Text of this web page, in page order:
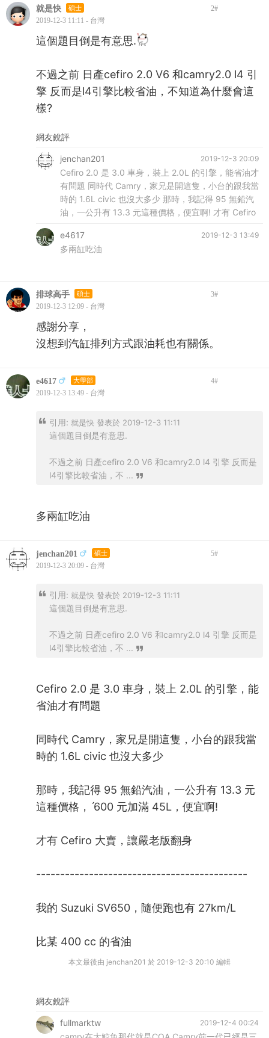
就是快 碩士 2#
2019-12-3 11:11 - 台灣
這個題目倒是有意思.
不過之前 日產cefiro 2.0 V6 和camry2.0 l4 引
擎 反而是l4引擎比較省油，不知道為什麼會這
樣?
網友銳評
2019-12-3 20:09
jenchan201
Cefiro 2.0 是 3.0 車身，裝上 2.0L 的引擎，能省油才
有問題 同時代 Camry，家兄是開這隻，小台的跟我當
時的 1.6L civic 也沒大多少 那時，我記得 95 無鉛汽
油，一公升有 13.3 元這種價格，便宜啊! 才有 Cefiro
2019-12-3 13:49
e4617
多兩缸吃油
排球高手 碩士 3#
2019-12-3 12:09 - 台灣
感謝分享，
沒想到汽缸排列方式跟油耗也有關係。
e4617 大學部 4#
2019-12-3 13:49 - 台灣
引用: 就是快 發表於 2019-12-3 11:11
這個題目倒是有意思.
不過之前 日產cefiro 2.0 V6 和camry2.0 l4 引擎 反而是
l4引擎比較省油，不 ...
多兩缸吃油
jenchan201 碩士 5#
2019-12-3 20:09 - 台灣
引用: 就是快 發表於 2019-12-3 11:11
這個題目倒是有意思.
不過之前 日產cefiro 2.0 V6 和camry2.0 l4 引擎 反而是
l4引擎比較省油，不 ...
Cefiro 2.0 是 3.0 車身，裝上 2.0L 的引擎，能
省油才有問題
同時代 Camry，家兄是開這隻，小台的跟我當
時的 1.6L civic 也沒大多少
那時，我記得 95 無鉛汽油，一公升有 13.3 元
這種價格，ˊ600 元加滿 45L，便宜啊!
才有 Cefiro 大賣，讓嚴老版翻身
--------------------------------------------
我的 Suzuki SV650，隨便跑也有 27km/L
比某 400 cc 的省油
本文最後由 jenchan201 於 2019-12-3 20:10 編輯
網友銳評
2019-12-4 00:24
fullmarktw